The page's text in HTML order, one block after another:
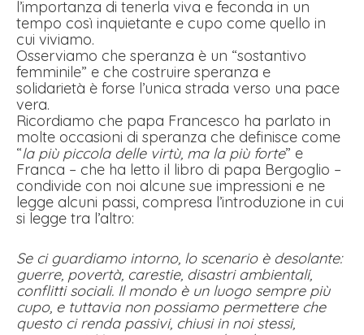
l’importanza di tenerla viva e feconda in un
tempo così inquietante e cupo come quello in
cui viviamo.
Osserviamo che speranza è un “sostantivo
femminile” e che costruire speranza e
solidarietà è forse l’unica strada verso una pace
vera.
Ricordiamo che papa Francesco ha parlato in
molte occasioni di speranza che definisce come
“la più piccola delle virtù, ma la più forte” e
Franca – che ha letto il libro di papa Bergoglio –
condivide con noi alcune sue impressioni e ne
legge alcuni passi, compresa l’introduzione in cui
si legge tra l’altro:
Se ci guardiamo intorno, lo scenario è desolante:
guerre, povertà, carestie, disastri ambientali,
conflitti sociali. Il mondo è un luogo sempre più
cupo, e tuttavia non possiamo permettere che
questo ci renda passivi, chiusi in noi stessi,